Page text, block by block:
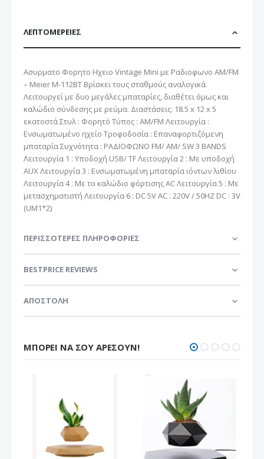
ΛΕΠΤΟΜΈΡΕΙΕΣ
Ασυρματο Φορητο Ηχειο Vintage Mini με Ραδιοφωνο AM/FM
– Meier M-112BT Βρίσκει τους σταθμούς αναλογικά.
Λειτουργεί με δυο μεγάλες μπαταρίες, διαθέτει όμως και
καλώδιο σύνδεσης με ρεύμα. Διαστάσεις: 18.5 x 12 x 5
εκατοστά Στυλ : Φορητό Τύπος : ΑΜ/FM Λειτουργία :
Ενσωματωμένο ηχείο Τροφοδοσία : Επαναφορτιζόμενη
μπαταρία Συχνότητα : ΡΑΔΙΟΦΩΝΟ FM/ AM/ SW 3 BANDS
Λειτουργία 1 : Υποδοχή USB/ TF Λειτουργία 2 : Με υποδοχή
AUX Λειτουργία 3 : Ενσωματωμένη μπαταρία ιόντων λιθίου
Λειτουργία 4 : Με το καλώδιο φόρτισης AC Λειτουργία 5 : Με
μετασχηματιστή Λειτουργία 6 : DC 5V AC : 220V / 50HZ DC : 3V
(UM1*2)
ΠΕΡΙΣΣΌΤΕΡΕΣ ΠΛΗΡΟΦΟΡΊΕΣ
BESTPRICE REVIEWS
ΑΠΟΣΤΟΛΗ
ΜΠΟΡΕΊ ΝΑ ΣΟΥ ΑΡΈΣΟΥΝ!